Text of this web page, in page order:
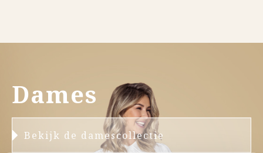
Dames
Bekijk de damescollectie